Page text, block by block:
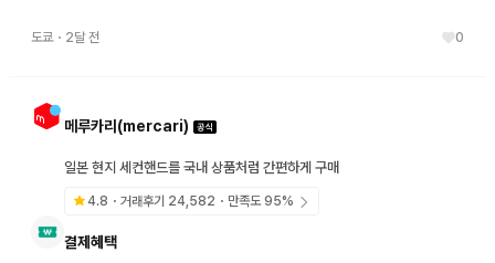
도쿄・ 2달 전 0
메루카리(mercari)
일본 현지 세컨핸드를 국내 상품처럼 간편하게 구매
4.8 ・거래후기 24,582 ・만족도95%
결제혜택